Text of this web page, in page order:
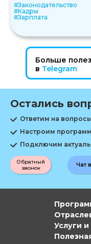
#Законодательство
#Кадры
#Зарплата
Больше
в Telegram
Остались
Ответим на
Настроим
Подключим
Обратный
звонок
Чат
Услуги